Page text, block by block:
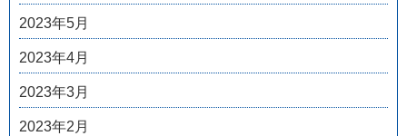
2023年5月
2023年4月
2023年3月
2023年2月